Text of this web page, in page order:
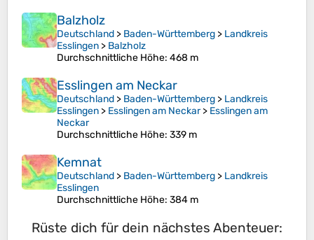
Balzholz
Deutschland > Baden-Württemberg > Landkreis
Esslingen > Balzholz
Durchschnittliche Höhe: 468 m
Esslingen am Neckar
Deutschland > Baden-Württemberg > Landkreis
Esslingen > Esslingen am Neckar> Esslingen am
Neckar
Durchschnittliche Höhe: 339 m
Kemnat
Deutschland > Baden-Württemberg > Landkreis
Esslingen
Durchschnittliche Höhe: 384 m
Rüste dich für dein nächstes Abenteuer: